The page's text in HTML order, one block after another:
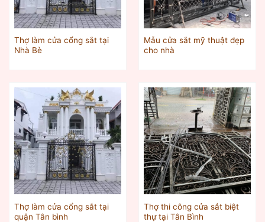
Thợ làm cửa cổng sắt tại
Nhà Bè
Mẫu cửa sắt mỹ thuật đẹp
cho nhà
Thợ làm cửa cổng sắt tại
quận Tân bình
Thợ thi công cửa sắt biệt
thự tại Tân Bình